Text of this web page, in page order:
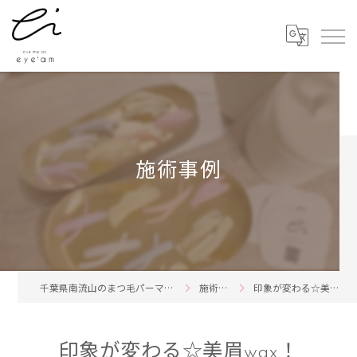
施術事例
千葉県南流山のまつ毛パーマならeye'am 施術事例 印象が変わる☆美眉wax！
印象が変わる☆美眉wax！